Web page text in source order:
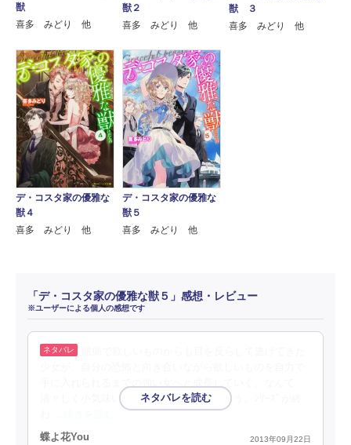
獣
喜多 みどり 他
獣２
喜多 みどり 他
獣 ３
喜多 みどり 他
デ・コスタ家の優雅な
獣４
喜多 みどり 他
デ・コスタ家の優雅な
獣５
喜多 みどり 他
「デ・コスタ家の優雅な獣５」感想・レビュー
※ユーザーによる個人の感想です
清々しく小気味いい読了感の良い物語だろう。ｼﾘｰｽﾞが終
蝶よ花You 2013年09月22日